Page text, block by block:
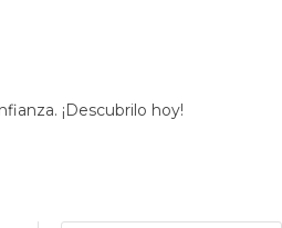
¡Descubrilo hoy!